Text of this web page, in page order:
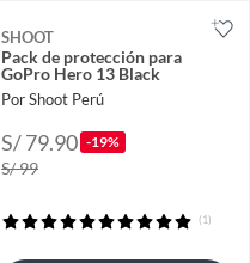
SHOOT
Pack de protección para
GoPro Hero 13 Black
Por Shoot Perú
S/ 79.90 -19%
S/ 99
(1)